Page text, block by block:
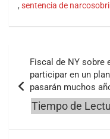
, sentencia de
entradas
Fiscal de NY sobre
participar en un
pasarán muchos